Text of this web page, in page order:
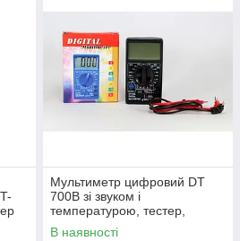
Мультиметр цифровий DT
700B зі звуком і
температурою, тестер,
вимірювання струму
В наявності